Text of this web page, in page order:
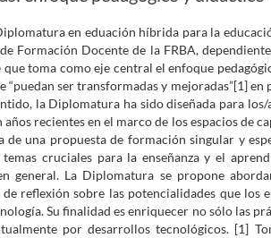
en eduación híbrida para la
Formación Docente de la FRBA,
toma como eje central el enfoque
“puedan ser transformadas y mejoradas”[1]
la Diplomatura ha sido diseñada para
recientes en el marco de los espacios de
de una propuesta de formación singular y
cruciales para la enseñanza y el
general. La Diplomatura se propone
reflexión sobre las potencialidades que
Su finalidad es enriquecer no sólo las
por desarrollos tecnológicos. [1]